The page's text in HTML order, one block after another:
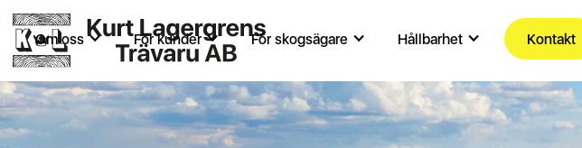
Om oss För kunder För skogsägare Hållbarhet Kontakt